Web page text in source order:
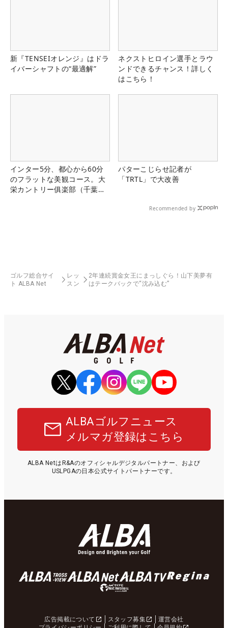
新『TENSEIオレンジ』はドラ
イバーシャフトの“最適解”
ネクストヒロイン選手とラウ
ンドできるチャンス！詳しく
はこちら！
インター5分、都心から60分
のフラットな美観コース。大
栄カントリー俱楽部（千葉
パターこじらせ記者が
「TRTL」で大改善
Recommended by
ゴルフ総合サイ
ト ALBA Net
レッ
スン
2年連続賞金女王にまっしぐら！山下美夢有
はテークバックで“沈み込む”
ALBAゴルフニュース
メルマガ登録はこちら
ALBA NetはR&Aのオフィシャルデジタルパートナー、および
USLPGAの日本公式サイトパートナーです。
広告掲載について スタッフ募集
運営会社